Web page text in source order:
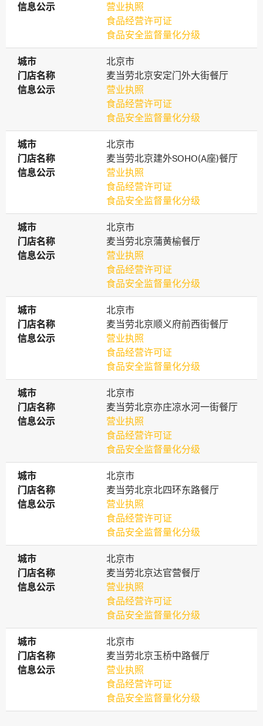
信息公示
信息公示
营业执照
食品经营许可证
食品安全监督量化分级
城市
城市
北京市
门店名称
门店名称
麦当劳北京安定门外大街餐厅
信息公示
信息公示
营业执照
食品经营许可证
食品安全监督量化分级
城市
城市
北京市
门店名称
门店名称
麦当劳北京建外SOHO(A座)餐厅
信息公示
信息公示
营业执照
食品经营许可证
食品安全监督量化分级
城市
城市
北京市
门店名称
门店名称
麦当劳北京蒲黄榆餐厅
信息公示
信息公示
营业执照
食品经营许可证
食品安全监督量化分级
城市
城市
北京市
门店名称
门店名称
麦当劳北京顺义府前西街餐厅
信息公示
信息公示
营业执照
食品经营许可证
食品安全监督量化分级
城市
城市
北京市
门店名称
门店名称
麦当劳北京亦庄凉水河一街餐厅
信息公示
信息公示
营业执照
食品经营许可证
食品安全监督量化分级
城市
城市
北京市
门店名称
门店名称
麦当劳北京北四环东路餐厅
信息公示
信息公示
营业执照
食品经营许可证
食品安全监督量化分级
城市
城市
北京市
门店名称
门店名称
麦当劳北京达官营餐厅
信息公示
信息公示
营业执照
食品经营许可证
食品安全监督量化分级
城市
城市
北京市
门店名称
门店名称
麦当劳北京玉桥中路餐厅
信息公示
信息公示
营业执照
食品经营许可证
食品安全监督量化分级